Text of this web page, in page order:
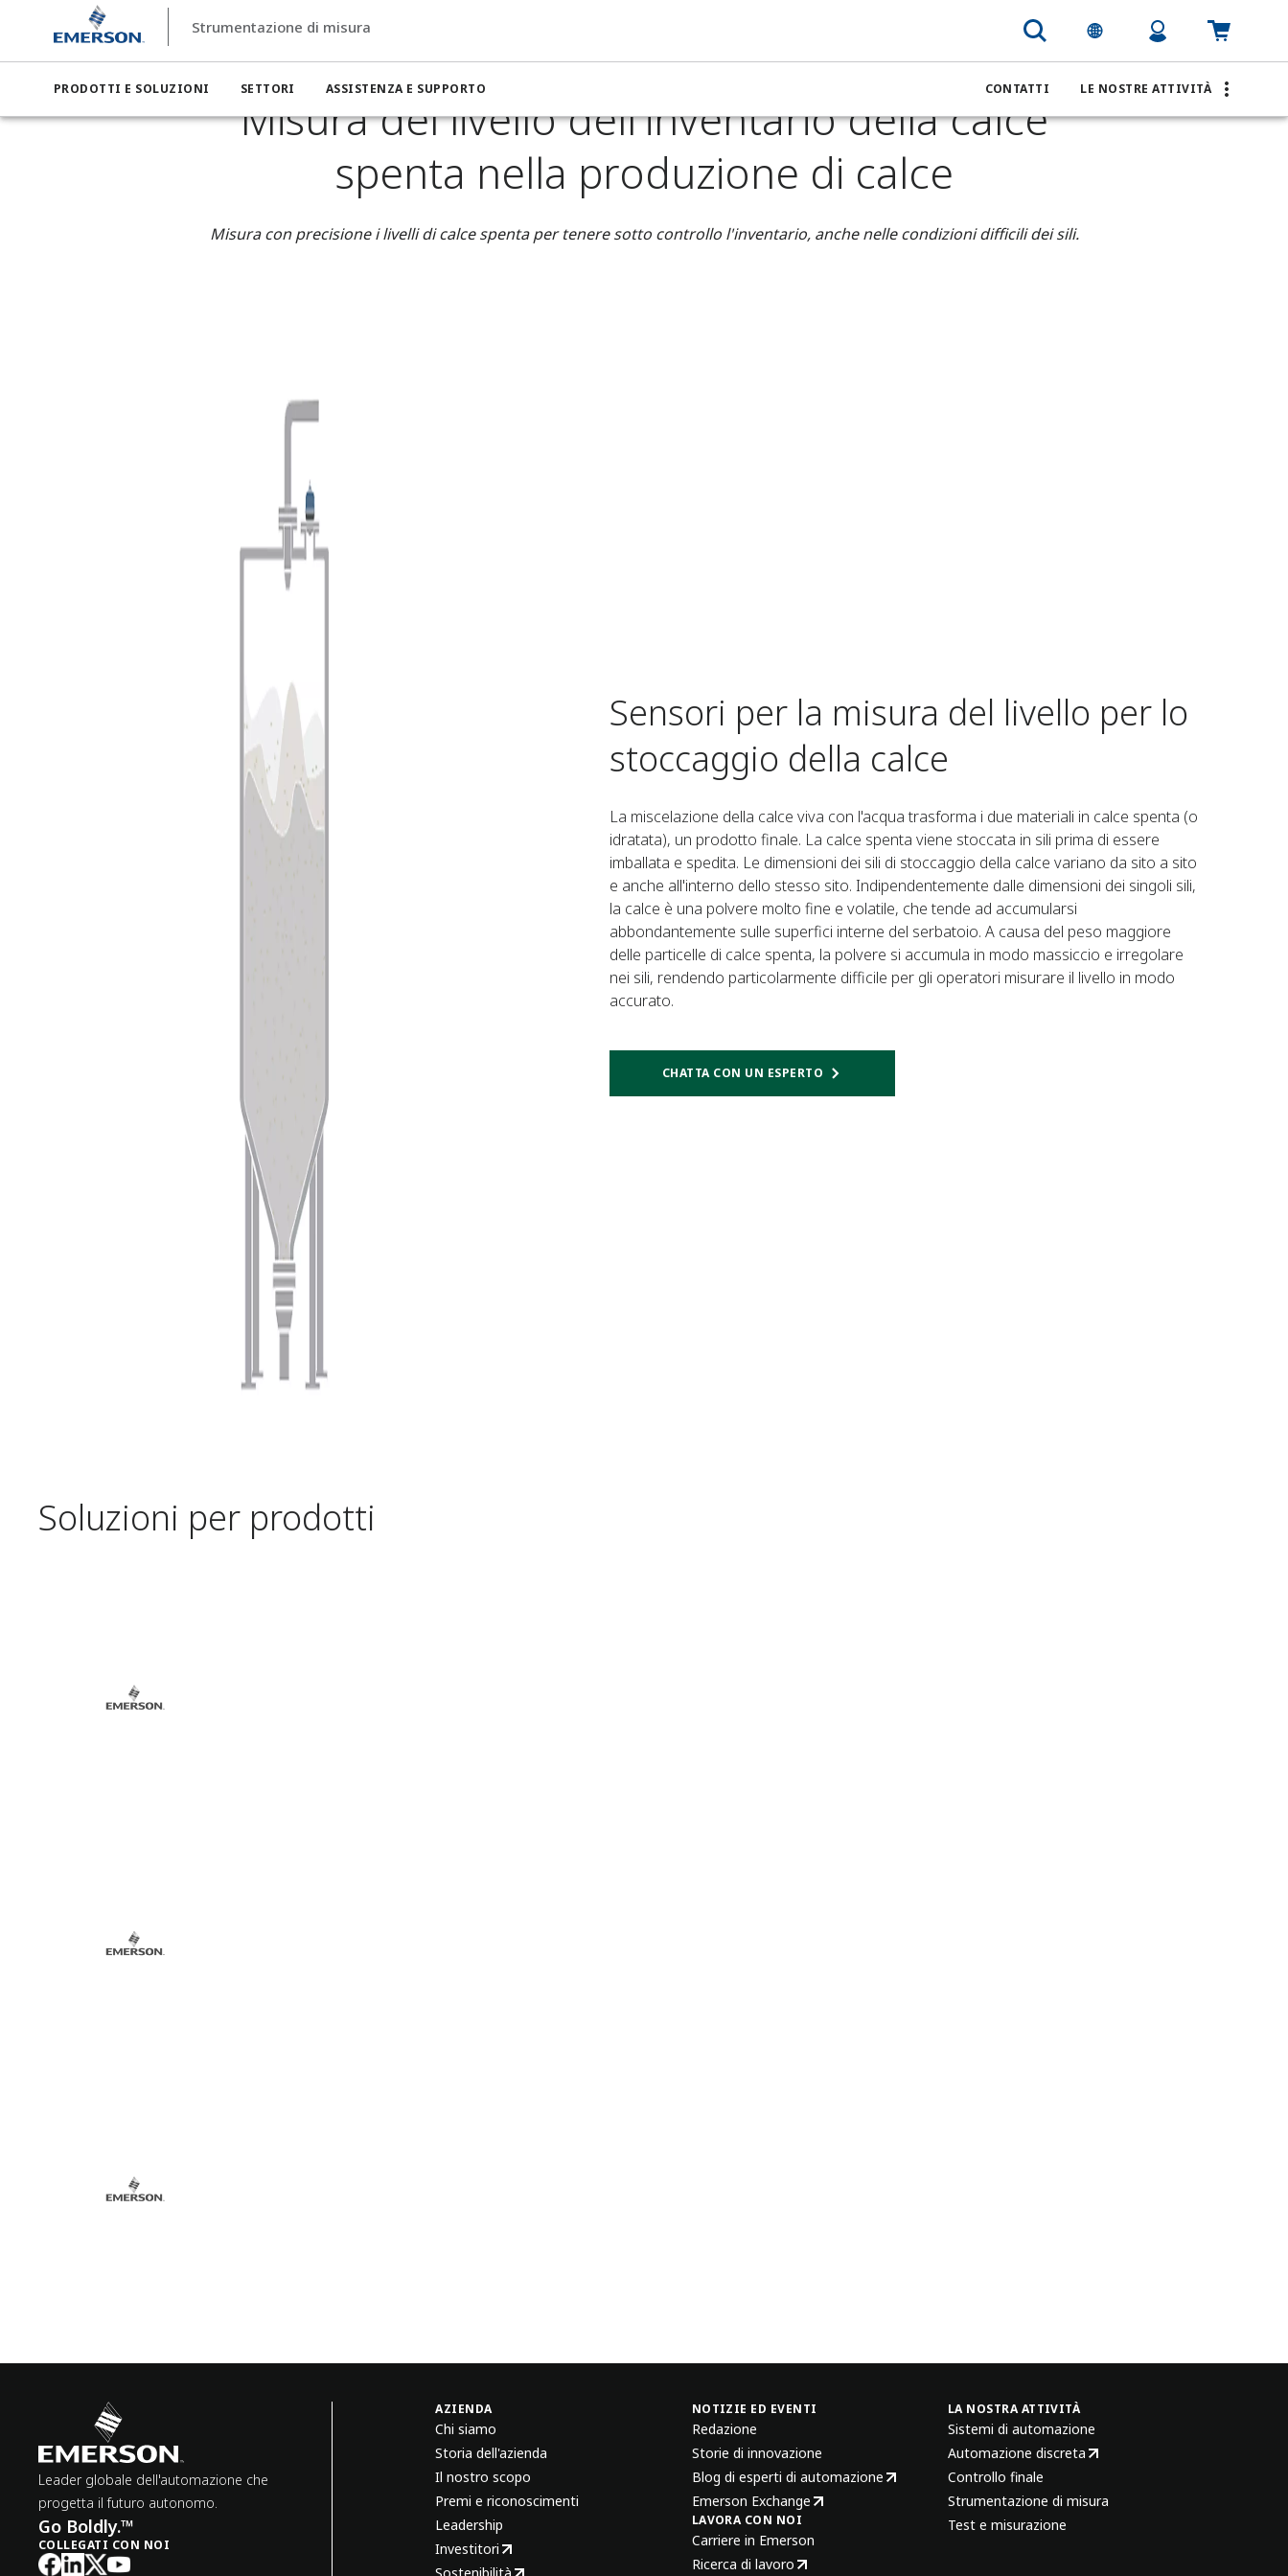
Strumentazione di misura
PRODOTTI E SOLUZIONI SETTORI ASSISTENZA E SUPPORTO CONTATTI LE NOSTRE ATTIVITÀ
Strumentazione di misura Misura del livello dell'inventario della calce spenta nella produzione di calce
Misura del livello dell'inventario della calce
spenta nella produzione di calce
Misura con precisione i livelli di calce spenta per tenere sotto controllo l'inventario, anche nelle condizioni difficili dei sili.
Sensori per la misura del livello per lo
stoccaggio della calce​
La miscelazione della calce viva con l'acqua trasforma i due materiali in calce spenta (o
idratata), un prodotto finale. La calce spenta viene stoccata in sili prima di essere
imballata e spedita. Le dimensioni dei sili di stoccaggio della calce variano da sito a sito
e anche all'interno dello stesso sito. Indipendentemente dalle dimensioni dei singoli sili,
la calce è una polvere molto fine e volatile, che tende ad accumularsi
abbondantemente sulle superfici interne del serbatoio. A causa del peso maggiore
delle particelle di calce spenta, la polvere si accumula in modo massiccio e irregolare
nei sili, rendendo particolarmente difficile per gli operatori misurare il livello in modo
accurato.
CHATTA CON UN ESPERTO
Soluzioni per prodotti
Leader globale dell'automazione che
progetta il futuro autonomo.
Go Boldly.™
COLLEGATI CON NOI
AZIENDA
Chi siamo
Storia dell'azienda
Il nostro scopo
Premi e riconoscimenti
Leadership
Investitori
NOTIZIE ED EVENTI
Redazione
Storie di innovazione
Blog di esperti di automazione
Emerson Exchange
LAVORA CON NOI
Carriere in Emerson
Ricerca di lavoro
LA NOSTRA ATTIVITÀ
Sistemi di automazione
Automazione discreta
Controllo finale
Strumentazione di misura
Test e misurazione